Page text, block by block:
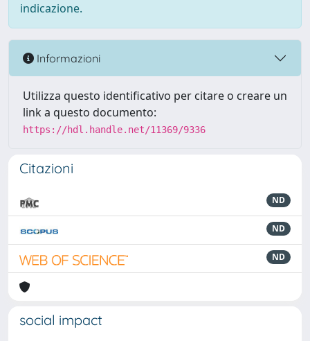
indicazione.
Informazioni
Utilizza questo identificativo per citare o creare un
link a questo documento:
https://hdl.handle.net/11369/9336
Citazioni
ND
ND
ND
social impact